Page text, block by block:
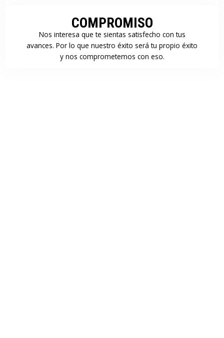
COMPROMISO
Nos interesa que te sientas satisfecho con tus
avances. Por lo que nuestro éxito será tu propio éxito
y nos comprometemos con eso.